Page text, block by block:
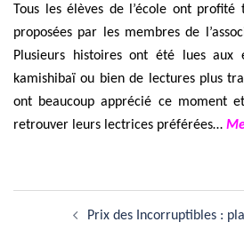
Tous les élèves de l’école ont
proposées par les membres de
Plusieurs histoires ont été lues aux
kamishibaï ou bien de lectures plus
ont beaucoup apprécié ce moment
retrouver leurs lectrices préférées…
d’article
Prix des Incorruptibles :